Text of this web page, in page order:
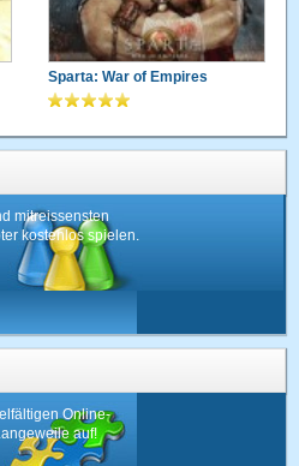
Sparta: War of Empires
mitreissensten
kostenlos spielen.
Online-
auf!